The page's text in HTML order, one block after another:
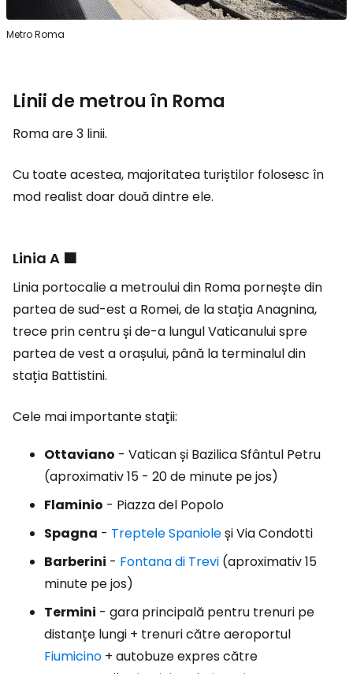
Metro Roma
Linii de metrou în Roma
Roma are 3 linii.
Cu toate acestea, majoritatea turiștilor folosesc în
mod realist doar două dintre ele.
Linia A 🟧
Linia portocalie a metroului din Roma pornește din
partea de sud-est a Romei, de la stația Anagnina,
trece prin centru și de-a lungul Vaticanului spre
partea de vest a orașului, până la terminalul din
stația Battistini.
Cele mai importante stații:
Ottaviano - Vatican și Bazilica Sfântul Petru
(aproximativ 15 - 20 de minute pe jos)
Flaminio - Piazza del Popolo
Spagna - Treptele Spanioleși Via Condotti
Barberini - Fontana di Trevi (aproximativ 15
minute pe jos)
Termini - gara principală pentru trenuri pe
distanțe lungi + trenuri către aeroportul
Fiumicino + autobuze expres către